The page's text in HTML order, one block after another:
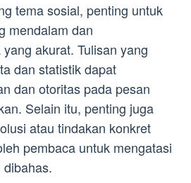
tema sosial, penting untuk
mendalam dan
akurat. Tulisan yang
dan statistik dapat
dan otoritas pada pesan
Selain itu, penting juga
atau tindakan konkret
pembaca untuk mengatasi